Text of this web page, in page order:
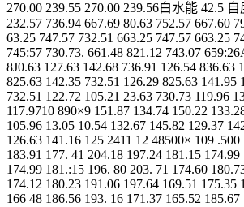
270.00 239.55 270.00 239.56白水能 42.5
232.57 736.94 667.69 80.63 752.57 667.60
63.25 747.57 732.51 663.25 747.57 663.25
745:57 730.73. 661.48 821.12 743.07
8J0.63 127.63 142.68 736.91 126.54 836.63
825.63 142.35 732.51 126.29 825.63 141.95
732.51 122.72 105.21 23.63 730.73 119.96
117.9710 890×9 151.87 134.74 150.22
105.96 13.05 10.54 132.67 145.82 129.37
126.63 141.16 125 2411 12 48500× 109
183.91 177. 41 204.18 197.24 181.15
174.99 181.:15 196. 80 203. 71 174.60
174.12 180.23 191.06 197.64 169.51 175.35
166 48 186.56 193. 16 171.37 165.52